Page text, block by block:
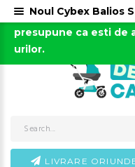
0723-666-005 / 0743-666-
LIVRARE
Acest site foloseste
presupune ca esti de
urilor.